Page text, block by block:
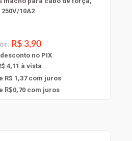
250V/10A2
R$ 3,90
desconto no PIX
4,11 à vista
R$ 1,37com juros
R$0,70com juros